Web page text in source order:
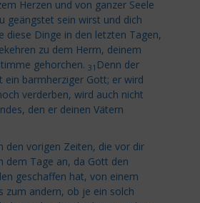
Herzen und von ganzer Seele
geängstet sein wirst und dich
diese Dinge in den letzten Tagen,
zu dem Herrn, deinem
gehorchen. 31 Denn der
ein barmherziger Gott; er wird
verderben, wird auch nicht
den er deinen Vätern
den vorigen Zeiten, die vor dir
dem Tage an, da Gott den
geschaffen hat, von einem
zum andern, ob je ein solch